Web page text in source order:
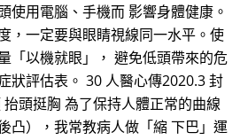
使用電腦、手機而 影響身體健康。
，一定要與眼睛視線同一水平。使
「以機就眼」， 避免低頭帶來的危
狀評估表。 30 人醫心傳2020.3 封
頭挺胸 為了保持人體正常的曲線
凸），我常教病人做「縮 下巴」運